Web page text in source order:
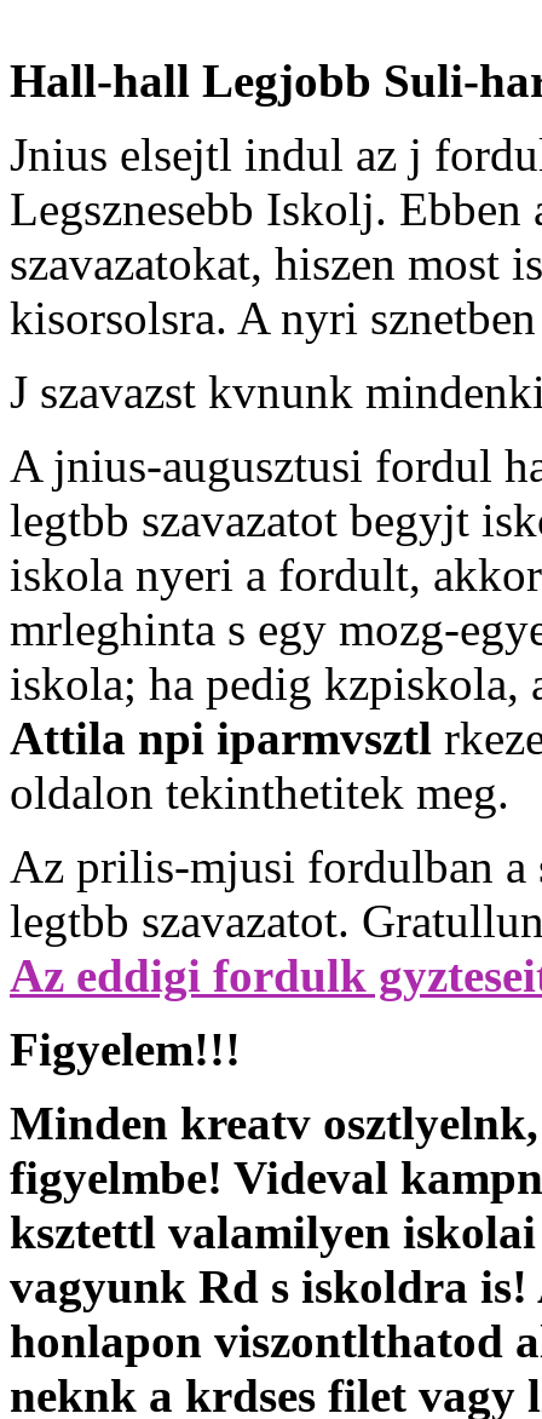
Hall-hall Legjobb Suli-
Jnius elsejtl indul az j
Legsznesebb Iskolj.
szavazatokat, hiszen most
kisorsolsra. A nyri
J szavazst kvnunk
A jnius-augusztusi fordul
legtbb szavazatot begyjt
iskola nyeri a fordult,
mrleghinta s egy mozg-
iskola; ha pedig
Attila npi iparmvsztl
oldalon tekinthetitek meg.
Az prilis-mjusi fordulban a
legtbb szavazatot.
Az eddigi fordulk
Figyelem!!!
Minden kreatv
figyelmbe! Videval
ksztettl valamilyen
vagyunk Rd s iskoldra
honlapon viszontlthatod
neknk a krdses filet vagy